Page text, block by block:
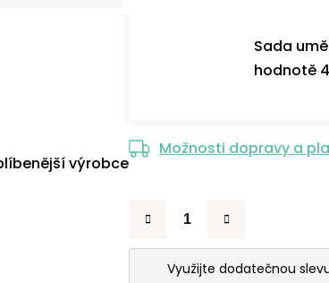
Sada
hodnotě
Možnosti dopravy a
Využijte dodatečnou
výrobce